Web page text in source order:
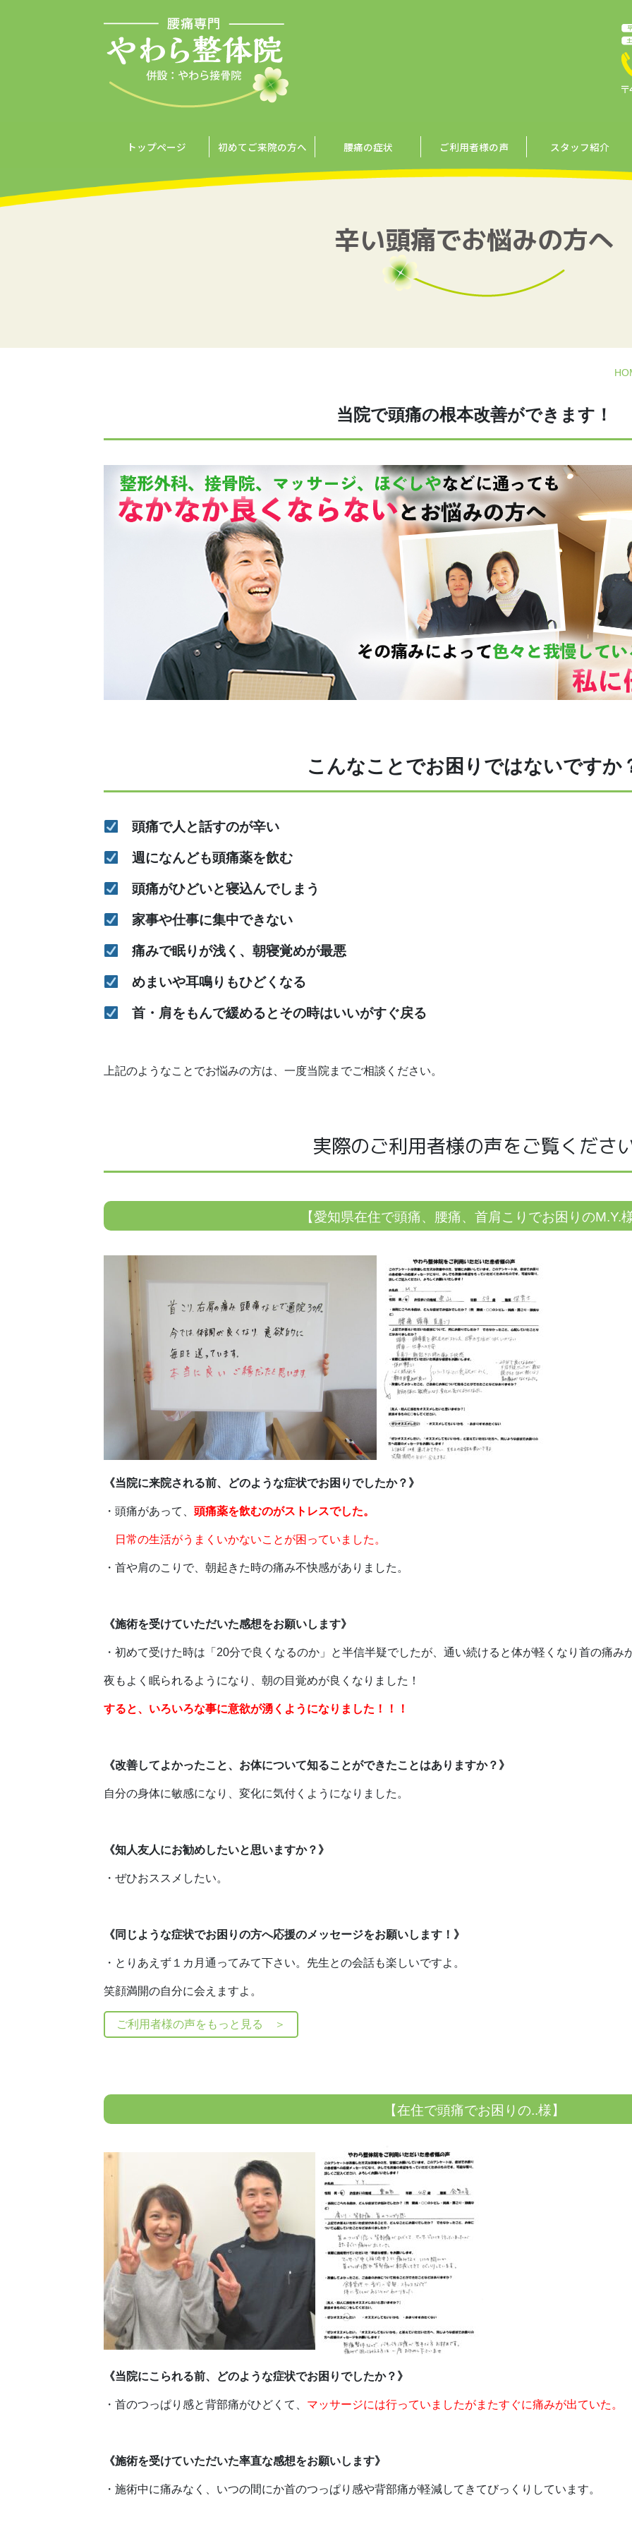
トップページ 初めてご来院の方へ 腰痛の症状 ご利用者様の声 スタッフ紹介
辛い頭痛でお悩みの方へ
当院で頭痛の根本改善ができます！
こんなことでお困りではないですか
頭痛で人と話すのが辛い
週になんども頭痛薬を飲む
頭痛がひどいと寝込んでしまう
家事や仕事に集中できない
痛みで眠りが浅く、朝寝覚めが最悪
めまいや耳鳴りもひどくなる
首・肩をもんで緩めるとその時はいいがすぐ戻る
上記のようなことでお悩みの方は、一度当院までご相談ください。
実際のご利用者様の声をご覧くださ
【愛知県在住で頭痛、腰痛、首肩こりでお困りのM.Y.
《当院に来院される前、どのような症状でお困りでしたか？》
・頭痛があって、 頭痛薬を飲むのがストレスでした。
日常の生活がうまくいかないことが困っていました。
・首や肩のこりで、朝起きた時の痛み不快感がありました。
《施術を受けていただいた感想をお願いします》
・初めて受けた時は「20分で良くなるのか」と半信半疑でしたが、通い続けると体が軽くなり首の痛み
夜もよく眠られるようになり、朝の目覚めが良くなりました！
すると、いろいろな事に意欲が湧くようになりました！！！
《改善してよかったこと、お体について知ることができたことはありますか？》
自分の身体に敏感になり、変化に気付くようになりました。
《知人友人にお勧めしたいと思いますか？》
・ぜひおススメしたい。
《同じような症状でお困りの方へ応援のメッセージをお願いします！》
・とりあえず１カ月通ってみて下さい。先生との会話も楽しいですよ。
笑顔満開の自分に会えますよ。
ご利用者様の声をもっと見る ＞
【在住で頭痛でお困りの..様】
《当院にこられる前、どのような症状でお困りでしたか？》
・首のつっぱり感と背部痛がひどくて、 マッサージには行っていましたがまたすぐに痛みが出ていた。
《施術を受けていただいた率直な感想をお願いします》
・施術中に痛みなく、いつの間にか首のつっぱり感や背部痛が軽減してきてびっくりしています。